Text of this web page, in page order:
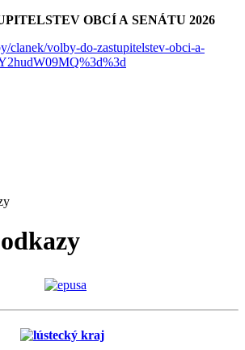
OBCÍ A SENÁTU 2026
clanek/volby-do-zastupitelstev-obci-a-